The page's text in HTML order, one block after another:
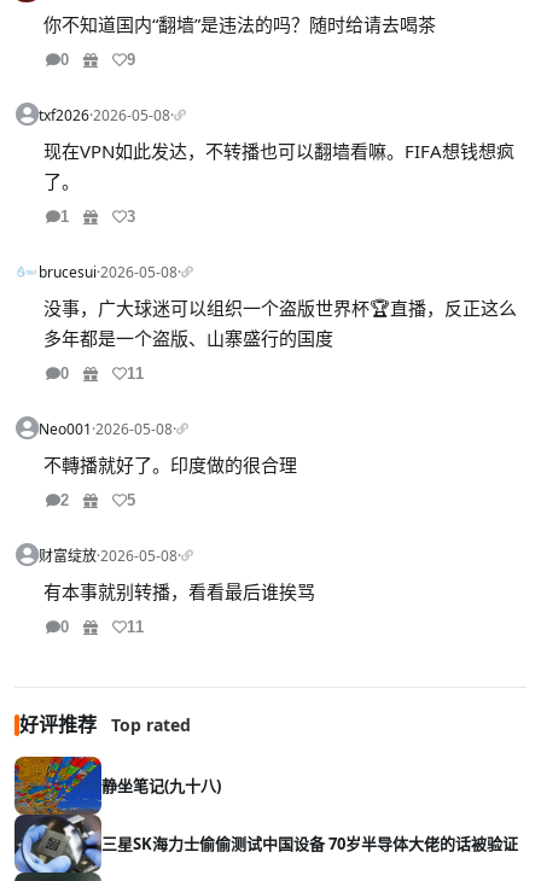
你不知道国内“翻墙”是违法的吗？随时给请去喝茶
0 9
txf2026·2026-05-08·
现在VPN如此发达，不转播也可以翻墙看嘛。FIFA想钱想疯
了。
1 3
brucesui·2026-05-08·
没事，广大球迷可以组织一个盗版世界杯🏆直播，反正这么
多年都是一个盗版、山寨盛行的国度
0 11
Neo001·2026-05-08·
不轉播就好了。印度做的很合理
2 5
财富绽放·2026-05-08·
有本事就别转播，看看最后谁挨骂
0 11
好评推荐 Top rated
静坐笔记(九十八)
三星SK海力士偷偷测试中国设备 70岁半导体大佬的话被验证